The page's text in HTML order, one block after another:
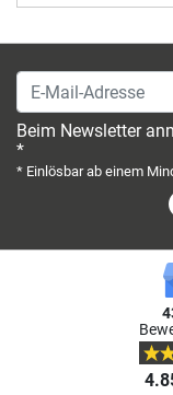
E-Mail-Adresse
Beim Newsletter
*
* Einlösbar ab einem